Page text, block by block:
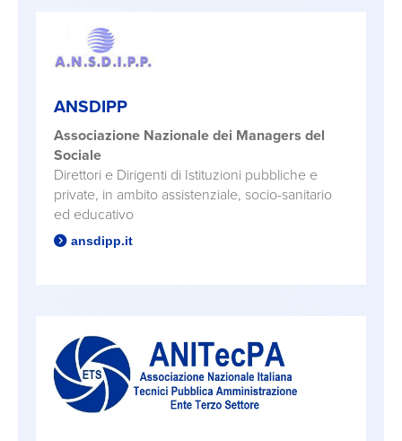
ANSDIPP
Associazione Nazionale dei Managers del
Sociale
Direttori e Dirigenti di Istituzioni pubbliche e
private, in ambito assistenziale, socio-sanitario
ed educativo
ansdipp.it